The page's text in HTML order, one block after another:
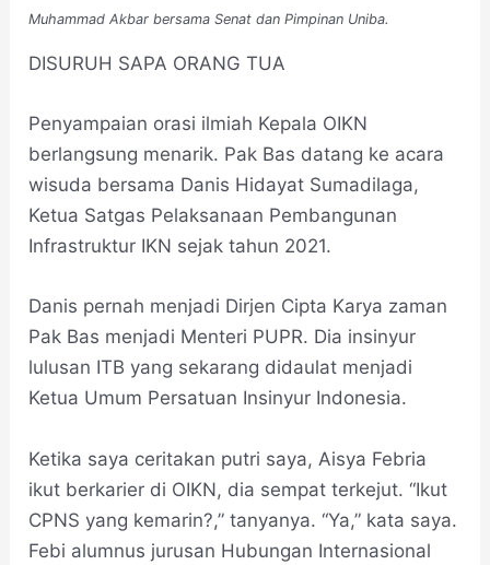
Muhammad Akbar bersama Senat dan Pimpinan Uniba.
DISURUH SAPA ORANG TUA
Penyampaian orasi ilmiah Kepala OIKN
berlangsung menarik. Pak Bas datang ke acara
wisuda bersama Danis Hidayat Sumadilaga,
Ketua Satgas Pelaksanaan Pembangunan
Infrastruktur IKN sejak tahun 2021.
Danis pernah menjadi Dirjen Cipta Karya zaman
Pak Bas menjadi Menteri PUPR. Dia insinyur
lulusan ITB yang sekarang didaulat menjadi
Ketua Umum Persatuan Insinyur Indonesia.
Ketika saya ceritakan putri saya, Aisya Febria
ikut berkarier di OIKN, dia sempat terkejut. “Ikut
CPNS yang kemarin?,” tanyanya. “Ya,” kata saya.
Febi alumnus jurusan Hubungan Internasional